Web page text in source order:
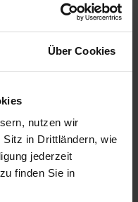
Über Cookies
nutzen wir
in Drittländern, wie
jederzeit
finden Sie in